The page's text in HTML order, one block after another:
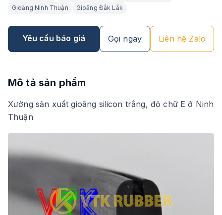
Gioăng Ninh Thuận
Gioăng Đắk Lắk
Yêu cầu báo giá Gọi ngay Liên hệ Zalo
Mô tả sản phẩm
Xưởng sản xuất gioăng silicon trắng, đỏ chữ E ở Ninh
Thuận